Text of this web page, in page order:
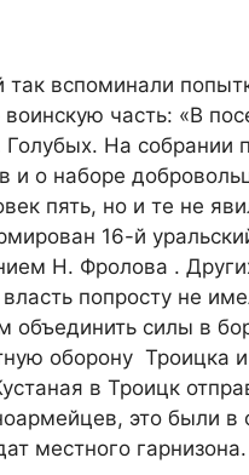
так вспоминали
часть: «В
На собрании
и о наборе
пять, но и те не
16-й
Н. Фролова .
попросту не
объединить силы в
оборону Троицка
в Троицк
это были в
местного гарнизона.